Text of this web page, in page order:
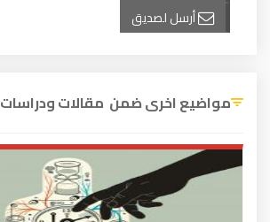
أرسل لصديق
مواضيع اخرى ضمن مقالات ودراسات